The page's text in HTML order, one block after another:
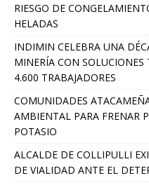
RIESGO DE
HELADAS
INDIMIN CELEBRA UNA
MINERÍA CON SOLUCIONES
4.600 TRABAJADORES
COMUNIDADES
AMBIENTAL PARA FRENAR
POTASIO
ALCALDE DE COLLIPULLI
DE VIALIDAD ANTE EL